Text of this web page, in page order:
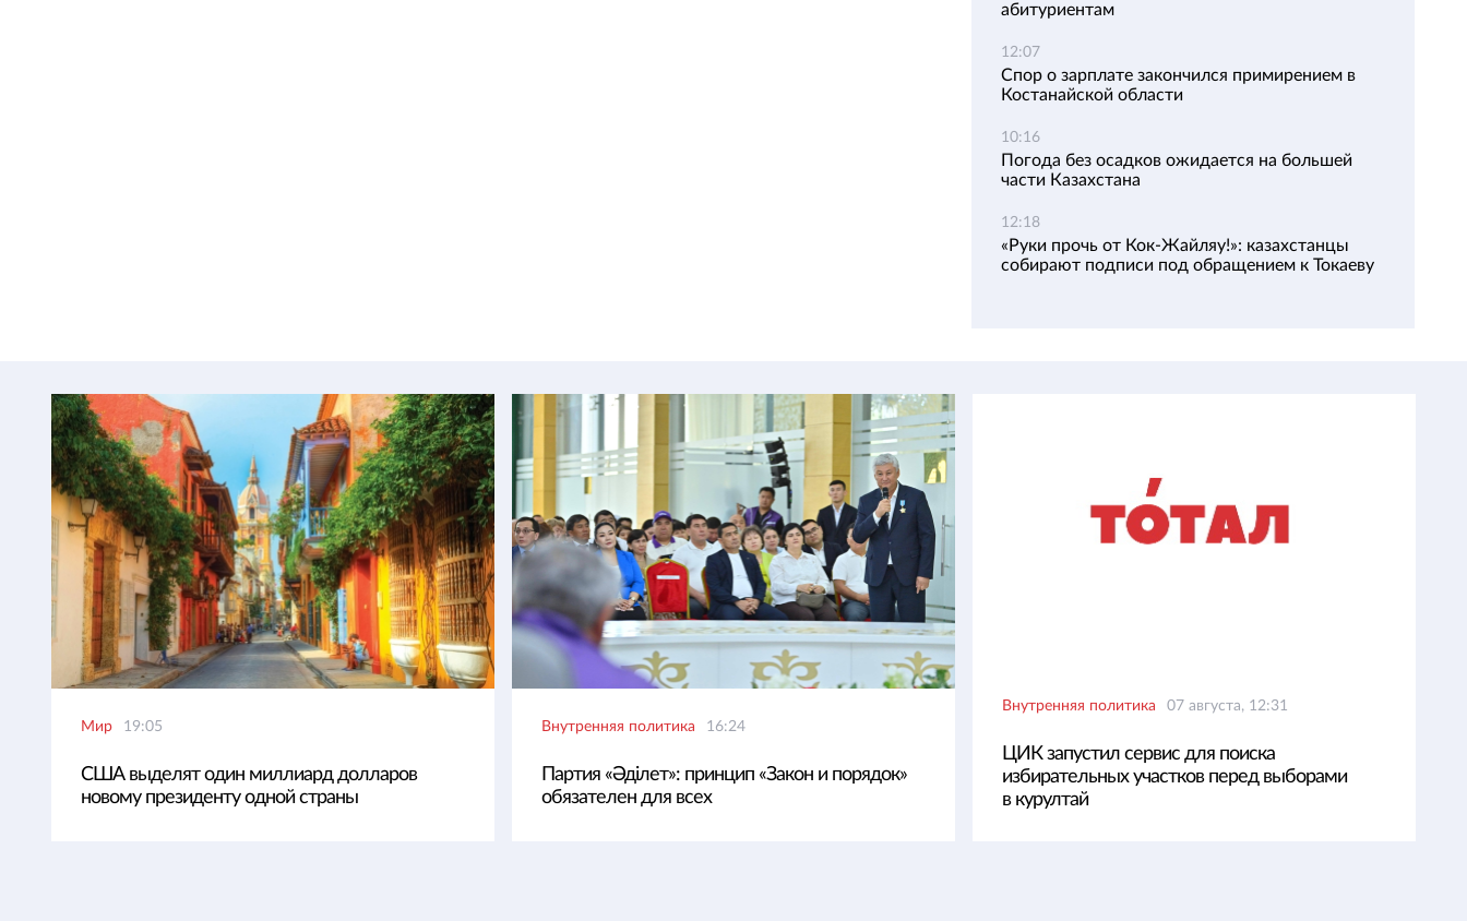
абитуриентам
12:07
Спор о зарплате закончился примирением в
Костанайской области
10:16
Погода без осадков ожидается на большей
части Казахстана
12:18
«Руки прочь от Кок-Жайляу!»: казахстанцы
собирают подписи под обращением к Токаеву
Мир 19:05
США выделят один миллиард долларов
новому президенту одной страны
Внутренняя политика 16:24
Партия «Әділет»: принцип «Закон и порядок»
обязателен для всех
Внутренняя политика 07 августа, 12:31
ЦИК запустил сервис для поиска
избирательных участков перед выборами
в курултай